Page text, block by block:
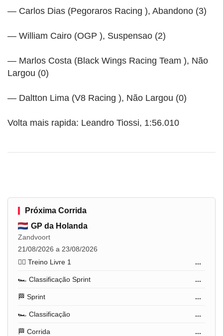
— Carlos Dias (Pegoraros Racing ), Abandono (3)
— William Cairo (OGP ), Suspensao (2)
— Marlos Costa (Black Wings Racing Team ), Não
Largou (0)
— Daltton Lima (V8 Racing ), Não Largou (0)
Volta mais rapida: Leandro Tiossi, 1:56.010
Próxima Corrida
GP da Holanda
Zandvoort
21/08/2026 a 23/08/2026
🏋️‍♂️ Treino Livre 1
...
🏎️ Classificação Sprint ...
🏁 Sprint ...
🏎️ Classificação ...
🏁 Corrida ...